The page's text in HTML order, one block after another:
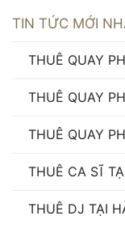
TIN TỨC MỚI
THUÊ QUAY
THUÊ QUAY
THUÊ QUAY
THUÊ CA SĨ
THUÊ DJ TẠI